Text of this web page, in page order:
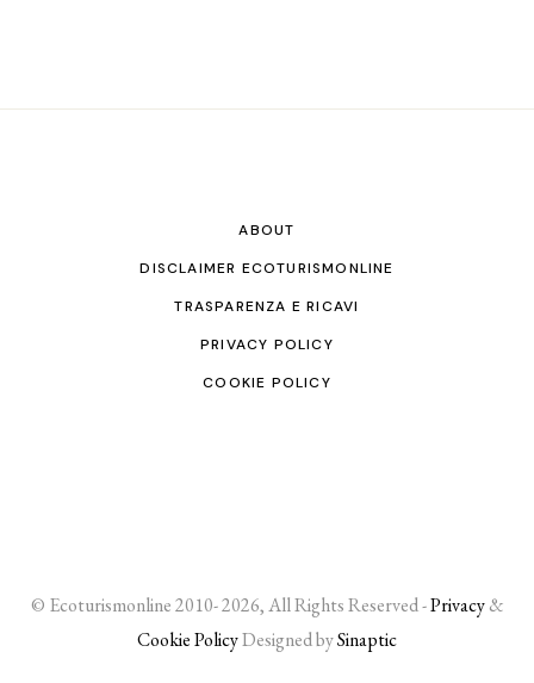
ABOUT
DISCLAIMER ECOTURISMONLINE
TRASPARENZA E RICAVI
PRIVACY POLICY
COOKIE POLICY
© Ecoturismonline 2010- 2026, All Rights Reserved -Privacy&
Cookie PolicyDesigned bySinaptic